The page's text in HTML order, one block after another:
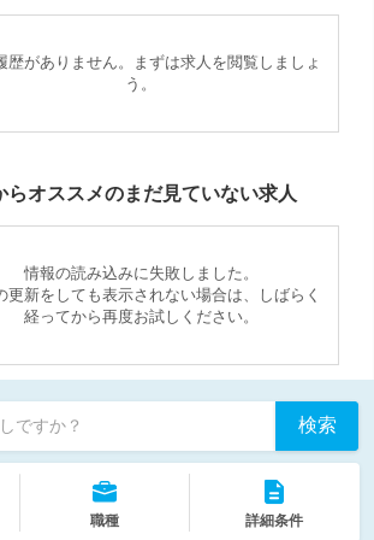
歴がありません。まずは求人を閲覧しましょ
う。
らオススメのまだ見ていない求人
情報の読み込みに失敗しました。
更新をしても表示されない場合は、しばらく
経ってから再度お試しください。
ですか？ 検索
職種 詳細条件